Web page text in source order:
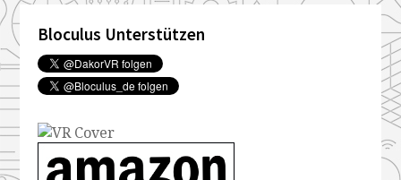
Bloculus Unterstützen